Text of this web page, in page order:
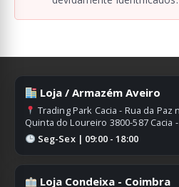
Loja / Armazém Aveiro
Trading Park Cacia - Rua da Paz
Quinta do Loureiro 3800-587 Cacia
Seg-Sex | 09:00 - 18:00
Loja Condeixa - Coimbra